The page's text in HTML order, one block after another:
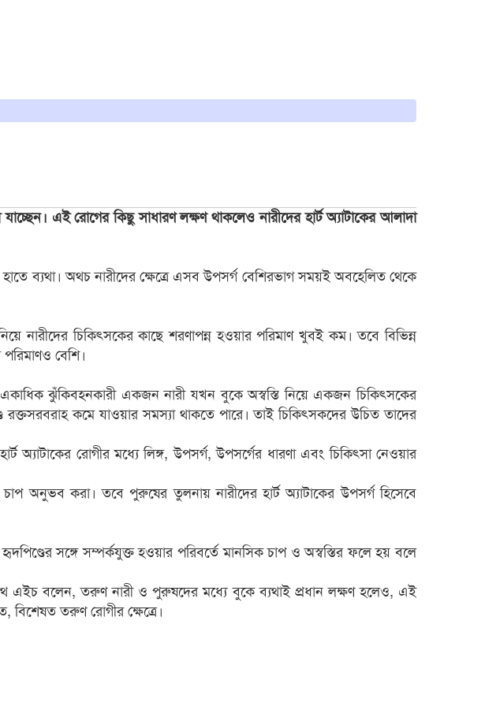
এই রোগের কিছু সাধারণ লক্ষণ থাকলেও নারীদের হার্ট অ্যাটাকের আলাদা
ব্যথা। অথচ নারীদের ক্ষেত্রে এসব উপসর্গ বেশিরভাগ সময়ই অবহেলিত থেকে
নারীদের চিকিৎসকের কাছে শরণাপন্ন হওয়ার পরিমাণ খুবই কম। তবে বিভিন্ন
বেশি।
ঝুঁকিবহনকারী একজন নারী যখন বুকে অস্বস্তি নিয়ে একজন চিকিৎসকের
কমে যাওয়ার সমস্যা থাকতে পারে। তাই চিকিৎসকদের উচিত তাদের
রোগীর মধ্যে লিঙ্গ, উপসর্গ, উপসর্গের ধারণা এবং চিকিৎসা নেওয়ার
চাপ অনুভব করা। তবে পুরুষের তুলনায় নারীদের হার্ট অ্যাটাকের উপসর্গ হিসেবে
সঙ্গে সম্পর্কযুক্ত হওয়ার পরিবর্তে মানসিক চাপ ও অস্বস্তির ফলে হয় বলে
এইচ বলেন, তরুণ নারী ও পুরুষদের মধ্যে বুকে ব্যথাই প্রধান লক্ষণ হলেও, এই
বিশেষত তরুণ রোগীর ক্ষেত্রে।